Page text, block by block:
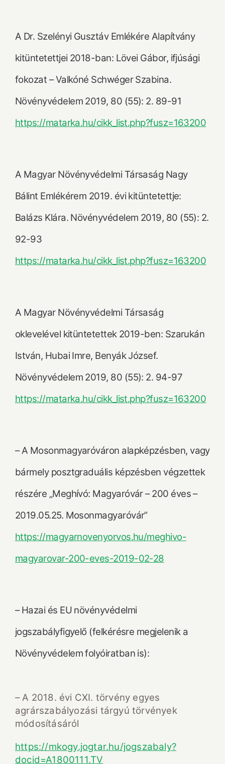
A Dr. Szelényi Gusztáv Emlékére Alapítvány
kitüntetettjei 2018-ban: Lövei Gábor, ifjúsági
fokozat – Valkóné Schwéger Szabina.
Növényvédelem 2019, 80 (55): 2. 89-91
https://matarka.hu/cikk_list.php?fusz=163200
A Magyar Növényvédelmi Társaság Nagy
Bálint Emlékérem 2019. évi kitüntetettje:
Balázs Klára. Növényvédelem 2019, 80 (55): 2.
92-93
https://matarka.hu/cikk_list.php?fusz=163200
A Magyar Növényvédelmi Társaság
oklevelével kitüntetettek 2019-ben: Szarukán
István, Hubai Imre, Benyák József.
Növényvédelem 2019, 80 (55): 2. 94-97
https://matarka.hu/cikk_list.php?fusz=163200
– A Mosonmagyaróváron alapképzésben, vagy
bármely posztgraduális képzésben végzettek
részére „Meghívó: Magyaróvár – 200 éves –
2019.05.25. Mosonmagyaróvár”
https://magyarnovenyorvos.hu/meghivo-
magyarovar-200-eves-2019-02-28
– Hazai és EU növényvédelmi
jogszabályfigyelő (felkérésre megjelenik a
Növényvédelem folyóiratban is):
– A 2018. évi CXI. törvény egyes
agrárszabályozási tárgyú törvények
módosításáról
https://mkogy.jogtar.hu/jogszabaly?
docid=A1800111.TV